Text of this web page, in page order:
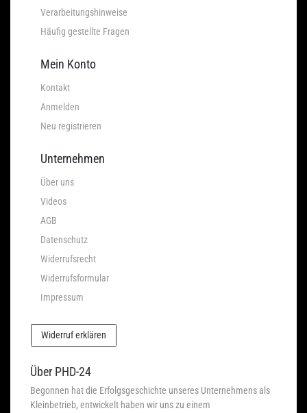
Verarbeitungshinweise
Häufig gestellte Fragen
Mein Konto
Kontakt
Anmelden
Neu registrieren
Unternehmen
Über uns
Videos
AGB
Datenschutz
Widerrufsrecht
Widerrufsformular
Impressum
Widerruf erklären
Über PHD-24
Begonnen hat die Erfolgsgeschichte unseres Unternehmens als
Kleinbetrieb, entwickelt haben wir uns zu einem